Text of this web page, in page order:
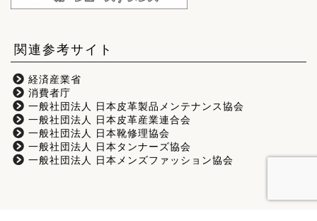
関連参考サイト
経済産業省
消費者庁
一般社団法人 日本皮革製品メンテナンス協会
一般社団法人 日本皮革産業連合会
一般社団法人 日本靴修理協会
一般社団法人 日本タンナーズ協会
一般社団法人 日本メンズファッション協会